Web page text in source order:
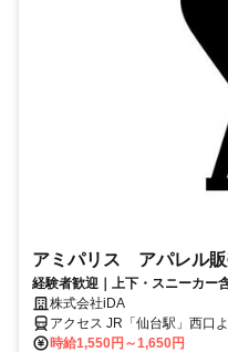
アミパリス アパレル
経験者歓迎｜上下・スニーカー
まつエクOK
株式会社iDA
アクセス JR「仙台駅」西口
り徒歩約3分
時給1,550円～1,650円